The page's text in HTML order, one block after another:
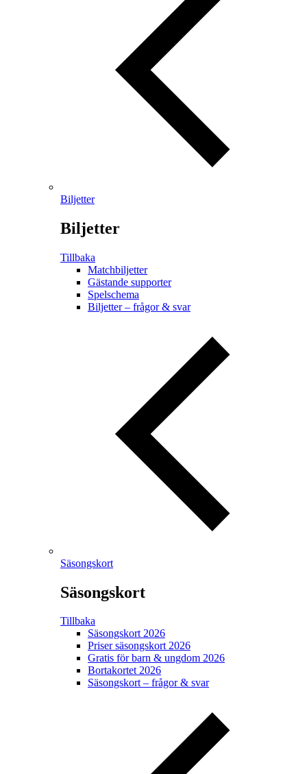
Biljetter
Biljetter
Tillbaka
Matchbiljetter
Gästande supporter
Spelschema
Biljetter – frågor & svar
Säsongskort
Säsongskort
Tillbaka
Säsongskort 2026
Priser säsongskort 2026
Gratis för barn & ungdom 2026
Bortakortet 2026
Säsongskort – frågor & svar